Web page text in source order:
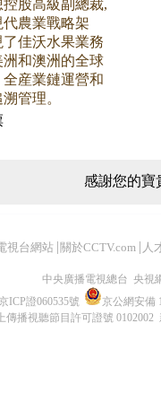
股高級副總裁,
農業戰略架
佳沃水果業務
洲和澳洲的全球
産業鏈運營和
管理。
感謝您的寶
視台網站 | 關於CCTV.com | 人
中央廣播電視總台 央視
ICP證060535號
京公網安備
傳播視聽節目許可證號 0102002